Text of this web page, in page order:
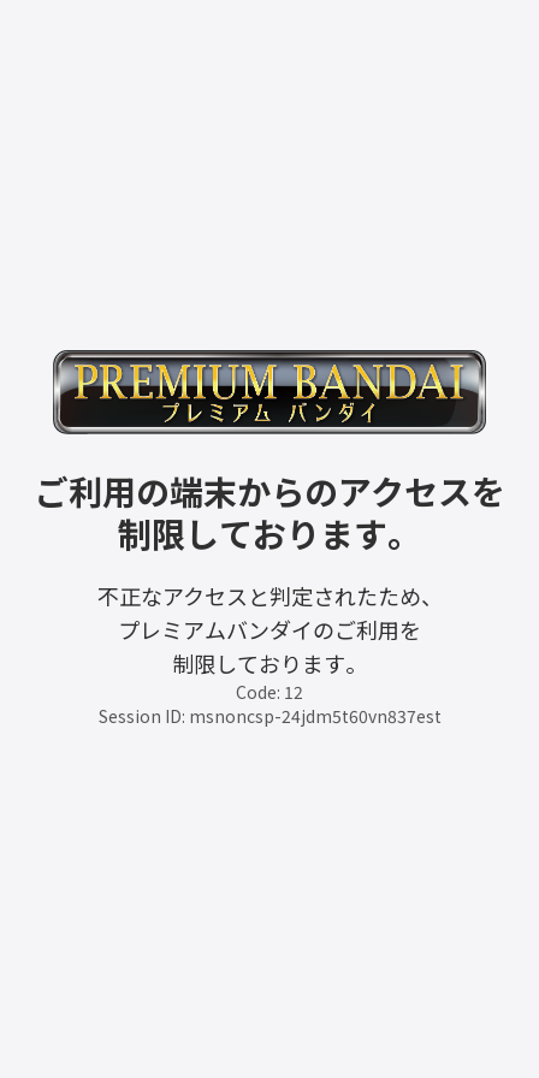
ご利用の端末からのアクセスを
制限しております。
不正なアクセスと判定されたため、
プレミアムバンダイのご利用を
制限しております。
Code: 12
Session ID: msnoncsp-24jdm5t60vn837est